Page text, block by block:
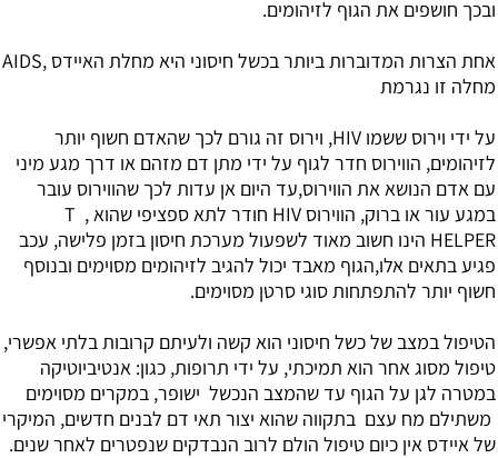
ובכך חושפים את הגוף לזיהומים.
אחת הצרות המדוברות ביותר בכשל חיסוני היא מחלת האיידס ,AIDS
מחלה זו נגרמת
על ידי וירוס ששמו HIV, וירוס זה גורם לכך שהאדם חשוף יותר
לזיהומים, הווירוס חדר לגוף על ידי מתן דם מזהם או דרך מגע מיני
עם אדם הנושא את הווירוס,עד היום אן עדות לכך שהווירוס עובר
במגע עור או ברוק, הווירוס HIV חודר לתא ספציפי שהוא , T
HELPER הינו חשוב מאוד לשפעול מערכת חיסון בזמן פלישה, עכב
פגיע בתאים אלו,הגוף מאבד יכול להגיב לזיהומים מסוימים ובנוסף
חשוף יותר להתפתחות סוגי סרטן מסוימים.
הטיפול במצב של כשל חיסוני הוא קשה ולעיתם קרובות בלתי אפשרי,
טיפול מסוג אחר הוא תמיכתי, על ידי תרופות, כגון: אנטיביוטיקה
במטרה לגן על הגוף עד שהמצב הנכשל ישופר, במקרים מסוימים
משתילם מח עצם בתקווה שהוא יצור תאי דם לבנים חדשים, המיקרי
של איידס אין כיום טיפול הולם לרוב הנבדקים שנפטרים לאחר שנים.